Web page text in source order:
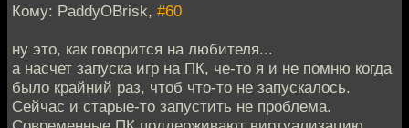
Кому: PaddyOBrisk, #60
ну это, как говорится на любителя...
а насчет запуска игр на ПК, че-то я и не помню когда
было крайний раз, чтоб что-то не запускалось.
Сейчас и старые-то запустить не проблема.